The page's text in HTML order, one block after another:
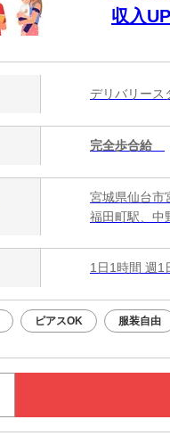
収入
デリバリー
完全歩合給
宮城県仙台市
福田町駅、中
1日1時間 週1
ピアスOK 服装自由